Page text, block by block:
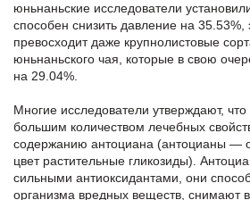
юньнаньские исследователи
способен снизить давление на 35.53%,
превосходит даже крупнолистовые
юньнаньского чая, которые в свою
на 29.04%.
Многие исследователи утверждают,
большим количеством лечебных
содержанию антоциана (антоцианы —
цвет растительные гликозиды).
сильными антиоксидантами, они
организма вредных веществ, снимают